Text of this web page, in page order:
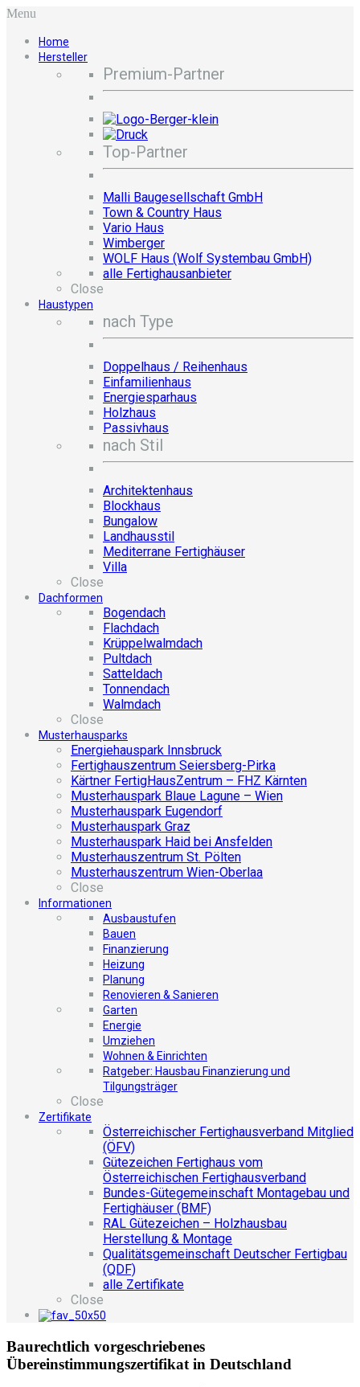
Menu
Home
Hersteller
Premium-Partner
Top-Partner
Malli Baugesellschaft GmbH
Town & Country Haus
Vario Haus
Wimberger
WOLF Haus (Wolf Systembau GmbH)
alle Fertighausanbieter
Close
Haustypen
nach Type
Doppelhaus / Reihenhaus
Einfamilienhaus
Energiesparhaus
Holzhaus
Passivhaus
nach Stil
Architektenhaus
Blockhaus
Bungalow
Landhausstil
Mediterrane Fertighäuser
Villa
Close
Dachformen
Bogendach
Flachdach
Krüppelwalmdach
Pultdach
Satteldach
Tonnendach
Walmdach
Close
Musterhausparks
Energiehauspark Innsbruck
Fertighauszentrum Seiersberg-Pirka
Kärtner FertigHausZentrum – FHZ Kärnten
Musterhauspark Blaue Lagune – Wien
Musterhauspark Eugendorf
Musterhauspark Graz
Musterhauspark Haid bei Ansfelden
Musterhauszentrum St. Pölten
Musterhauszentrum Wien-Oberlaa
Close
Informationen
Ausbaustufen
Bauen
Finanzierung
Heizung
Planung
Renovieren & Sanieren
Garten
Energie
Umziehen
Wohnen & Einrichten
Ratgeber: Hausbau Finanzierung und
Tilgungsträger
Close
Zertifikate
Österreichischer Fertighausverband Mitglied
(ÖFV)
Gütezeichen Fertighaus vom
Österreichischen Fertighausverband
Bundes-Gütegemeinschaft Montagebau und
Fertighäuser (BMF)
RAL Gütezeichen – Holzhausbau
Herstellung & Montage
Qualitätsgemeinschaft Deutscher Fertigbau
(QDF)
alle Zertifikate
Close
Baurechtlich vorgeschriebenes
Übereinstimmungszertifikat in Deutschland